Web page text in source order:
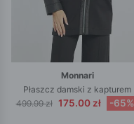
Monnari
Płaszcz damski z kapturem
499.99 zł 175.00 zł -65%